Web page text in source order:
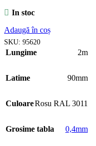
In stoc
Adaugă în coș
SKU: 95620
Lungime 2m
Latime 90mm
CuloareRosu RAL 3011
Grosime tabla 0,4mm